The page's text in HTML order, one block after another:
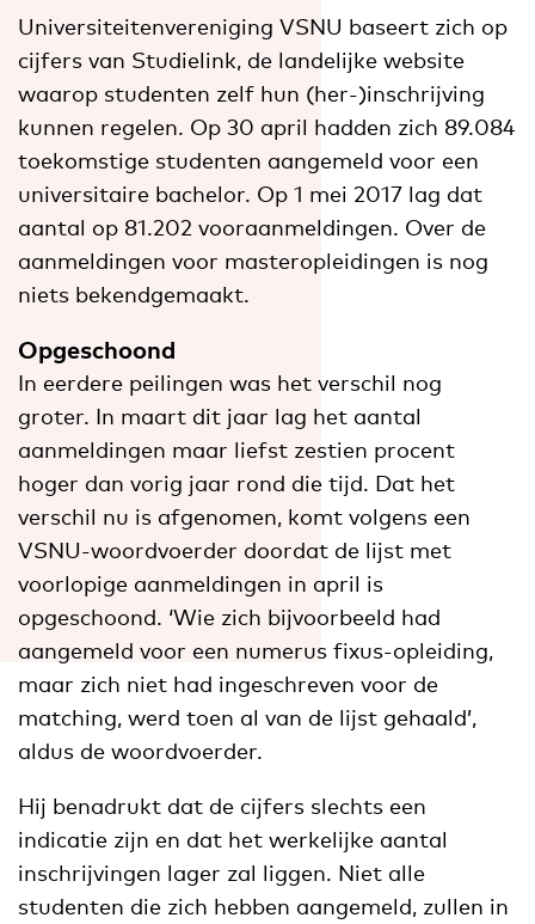
Universiteitenvereniging VSNU baseert zich op
cijfers van Studielink, de landelijke website
waarop studenten zelf hun (her-)inschrijving
kunnen regelen. Op 30 april hadden zich 89.084
toekomstige studenten aangemeld voor een
universitaire bachelor. Op 1 mei 2017 lag dat
aantal op 81.202 vooraanmeldingen. Over de
aanmeldingen voor masteropleidingen is nog
niets bekendgemaakt.
Opgeschoond
In eerdere peilingen was het verschil nog
groter. In maart dit jaar lag het aantal
aanmeldingen maar liefst zestien procent
hoger dan vorig jaar rond die tijd. Dat het
verschil nu is afgenomen, komt volgens een
VSNU-woordvoerder doordat de lijst met
voorlopige aanmeldingen in april is
opgeschoond. ‘Wie zich bijvoorbeeld had
aangemeld voor een numerus fixus-opleiding,
maar zich niet had ingeschreven voor de
matching, werd toen al van de lijst gehaald’,
aldus de woordvoerder.
Hij benadrukt dat de cijfers slechts een
indicatie zijn en dat het werkelijke aantal
inschrijvingen lager zal liggen. Niet alle
studenten die zich hebben aangemeld, zullen in